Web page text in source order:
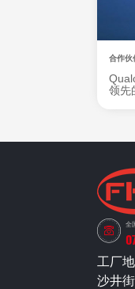
合作伙
领先
全
工厂
沙井